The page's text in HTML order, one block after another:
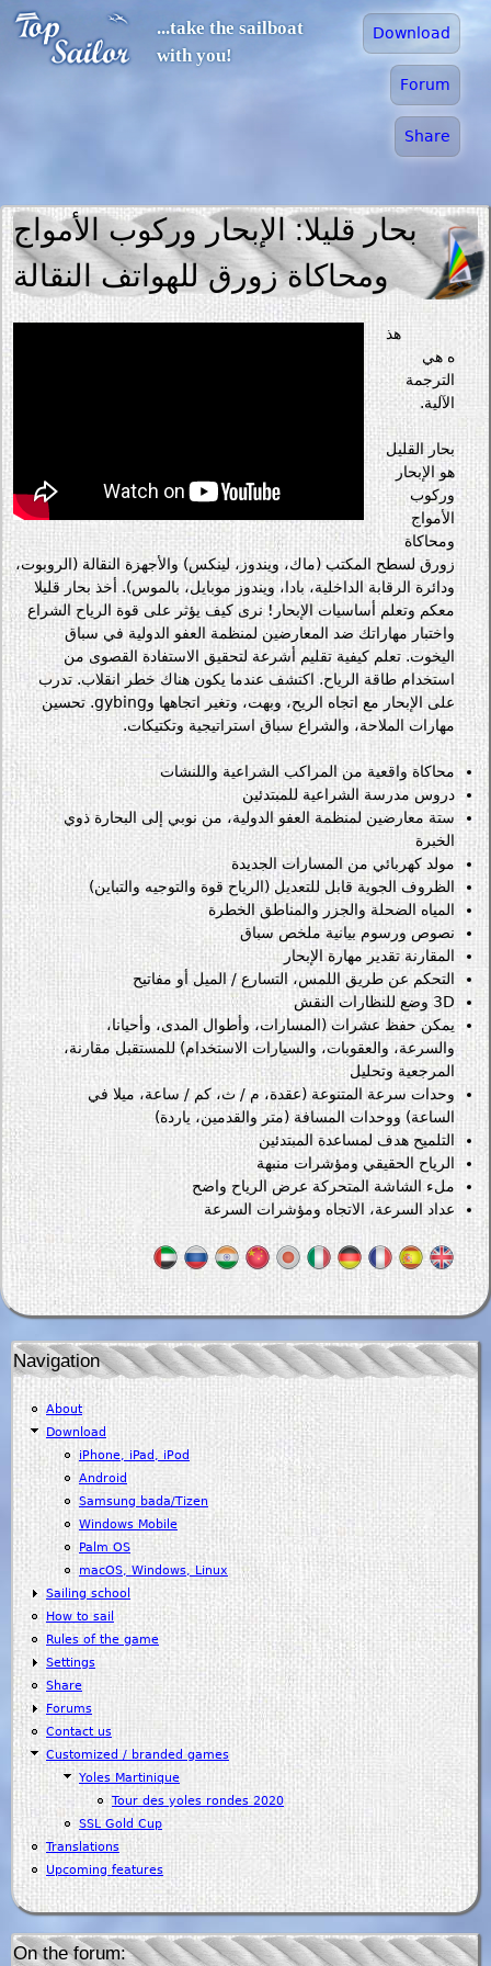
...take the sailboat
with you!
Download
Forum
Share
بحار قليلا: الإبحار وركوب الأمواج
ومحاكاة زورق للهواتف النقالة
هذ
ه هي
الترجمة
الآلية.
بحار القليل
هو الإبحار
وركوب
الأمواج
ومحاكاة
زورق لسطح المكتب (ماك، ويندوز، لينكس) والأجهزة النقالة (الروبوت،
ودائرة الرقابة الداخلية، بادا، ويندوز موبايل، بالموس). أخذ بحار قليلا
معكم وتعلم أساسيات الإبحار! نرى كيف يؤثر على قوة الرياح الشراع
واختبار مهاراتك ضد المعارضين لمنظمة العفو الدولية في سباق
اليخوت. تعلم كيفية تقليم أشرعة لتحقيق الاستفادة القصوى من
استخدام طاقة الرياح. اكتشف عندما يكون هناك خطر انقلاب. تدرب
على الإبحار مع اتجاه الريح، وبهت، وتغير اتجاهها وgybing. تحسين
مهارات الملاحة، والشراع سباق استراتيجية وتكتيكات.
محاكاة واقعية من المراكب الشراعية واللنشات
دروس مدرسة الشراعية للمبتدئين
ستة معارضين لمنظمة العفو الدولية، من نوبي إلى البحارة ذوي
الخبرة
مولد كهربائي من المسارات الجديدة
الظروف الجوية قابل للتعديل (الرياح قوة والتوجيه والتباين)
المياه الضحلة والجزر والمناطق الخطرة
نصوص ورسوم بيانية ملخص سباق
المقارنة تقدير مهارة الإبحار
التحكم عن طريق اللمس، التسارع / الميل أو مفاتيح
3D وضع للنظارات النقش
يمكن حفظ عشرات (المسارات، وأطوال المدى، وأحيانا،
والسرعة، والعقوبات، والسيارات الاستخدام) للمستقبل مقارنة،
المرجعية وتحليل
وحدات سرعة المتنوعة (عقدة، م / ث، كم / ساعة، ميلا في
الساعة) ووحدات المسافة (متر والقدمين، ياردة)
التلميح هدف لمساعدة المبتدئين
الرياح الحقيقي ومؤشرات منبهة
ملء الشاشة المتحركة عرض الرياح واضح
عداد السرعة، الاتجاه ومؤشرات السرعة
Navigation
About
Download
iPhone, iPad, iPod
Android
Samsung bada/Tizen
Windows Mobile
Palm OS
macOS, Windows, Linux
Sailing school
How to sail
Rules of the game
Settings
Share
Forums
Contact us
Customized / branded games
Yoles Martinique
Tour des yoles rondes 2020
SSL Gold Cup
Translations
Upcoming features
On the forum: